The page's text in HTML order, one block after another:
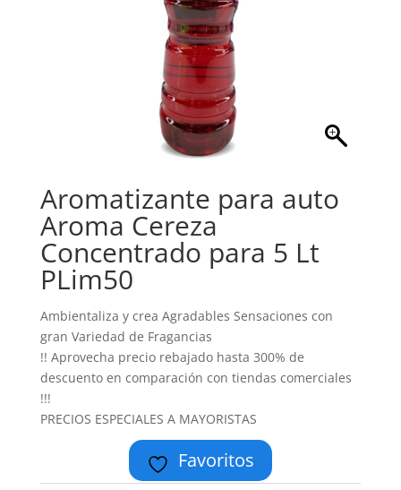
Aromatizante para auto
Aroma Cereza
Concentrado para 5 Lt
PLim50
Ambientaliza y crea Agradables Sensaciones con
gran Variedad de Fragancias
!! Aprovecha precio rebajado hasta 300% de
descuento en comparación con tiendas comerciales
!!!
PRECIOS ESPECIALES A MAYORISTAS
Favoritos